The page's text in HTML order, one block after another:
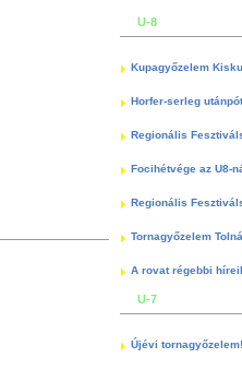
U-8
Kupagyőzelem
Horfer-serleg
Regionális
Focihétvége az U8-
Regionális
Tornagyőzelem
A rovat régebbi
U-7
Újévi tornagyőzelem!